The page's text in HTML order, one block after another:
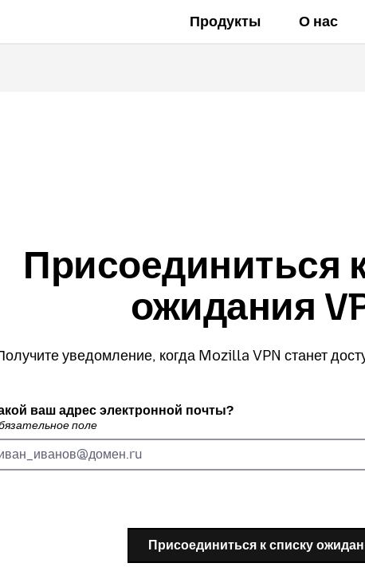
Продукты О нас
Присоединиться
ожидания
уведомление, когда Mozilla VPN станет
ваш адрес электронной почты?
поле
Присоединиться к списку